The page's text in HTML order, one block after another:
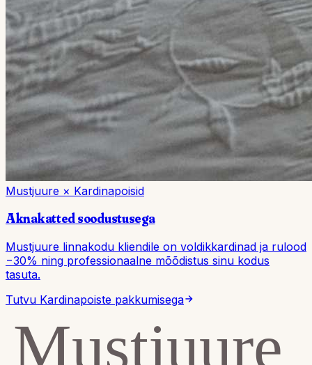
Mustjuure × Kardinapoisid
Aknakattedsoodustusega
Mustjuure linnakodu kliendile on voldikkardinad ja rulood
−30% ning professionaalne mõõdistus sinu kodus
tasuta.
Tutvu Kardinapoiste pakkumisega